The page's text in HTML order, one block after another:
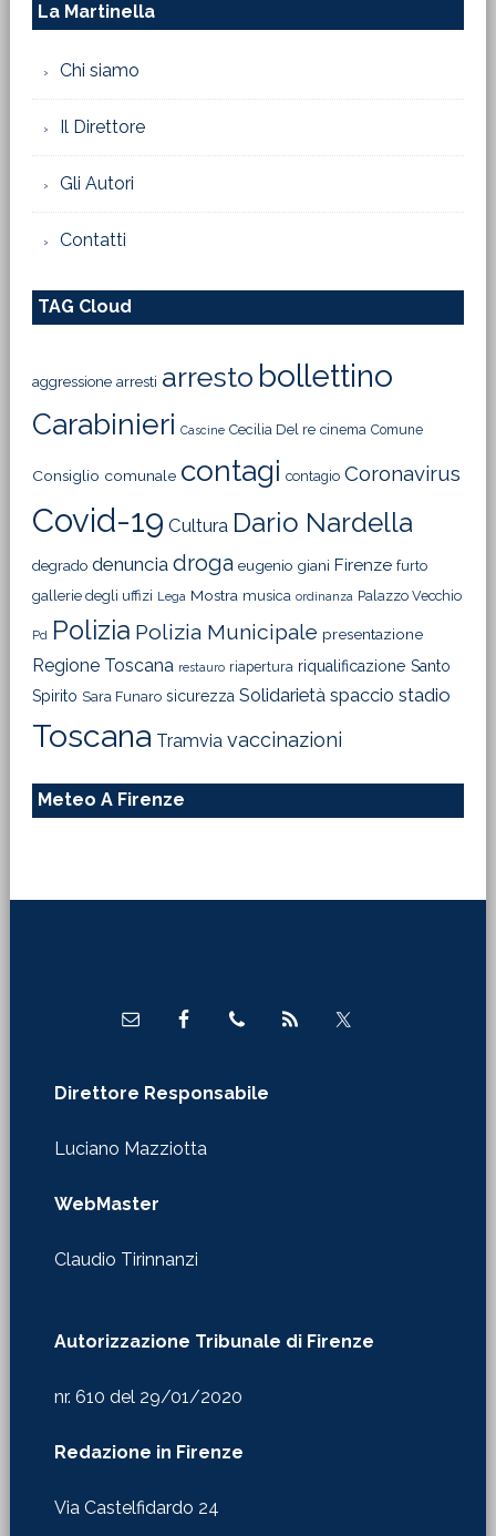
La Martinella
Chi siamo
Il Direttore
Gli Autori
Contatti
TAG Cloud
aggressione arresti arresto bollettino
Carabinieri Cascine Cecilia Del re cinema Comune
Consiglio comunale contagi contagio Coronavirus
Covid-19 Cultura Dario Nardella
degrado denuncia droga eugenio giani Firenze furto
gallerie degli uffizi Lega Mostra musica ordinanza Palazzo Vecchio
Pd Polizia Polizia Municipale presentazione
Regione Toscana restauro riapertura riqualificazione Santo
Spirito Sara Funaro sicurezza Solidarietà spaccio stadio
Toscana Tramvia vaccinazioni
Meteo A Firenze
Direttore Responsabile
Luciano Mazziotta
WebMaster
Claudio Tirinnanzi
Autorizzazione Tribunale di Firenze
nr. 610 del 29/01/2020
Redazione in Firenze
Via Castelfidardo 24